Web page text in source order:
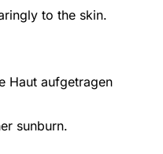
to the skin.
Haut aufgetragen
sunburn.